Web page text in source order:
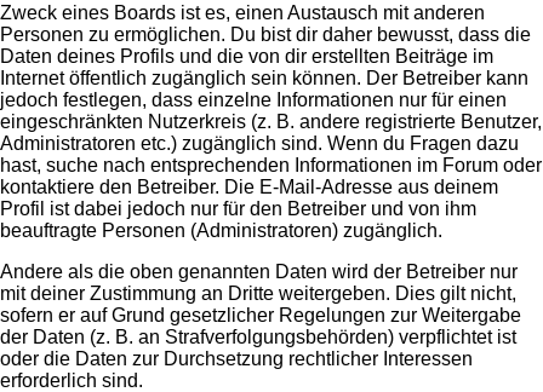
Zweck eines Boards ist es, einen Austausch mit anderen
Personen zu ermöglichen. Du bist dir daher bewusst, dass die
Daten deines Profils und die von dir erstellten Beiträge im
Internet öffentlich zugänglich sein können. Der Betreiber kann
jedoch festlegen, dass einzelne Informationen nur für einen
eingeschränkten Nutzerkreis (z. B. andere registrierte Benutzer,
Administratoren etc.) zugänglich sind. Wenn du Fragen dazu
hast, suche nach entsprechenden Informationen im Forum oder
kontaktiere den Betreiber. Die E-Mail-Adresse aus deinem
Profil ist dabei jedoch nur für den Betreiber und von ihm
beauftragte Personen (Administratoren) zugänglich.
Andere als die oben genannten Daten wird der Betreiber nur
mit deiner Zustimmung an Dritte weitergeben. Dies gilt nicht,
sofern er auf Grund gesetzlicher Regelungen zur Weitergabe
der Daten (z. B. an Strafverfolgungsbehörden) verpflichtet ist
oder die Daten zur Durchsetzung rechtlicher Interessen
erforderlich sind.